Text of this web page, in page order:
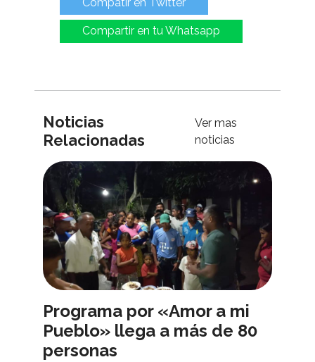
Compatir en Twitter
Compartir en tu Whatsapp
Noticias
Relacionadas
Ver mas
noticias
Programa por «Amor a mi
Pueblo» llega a más de 80
personas